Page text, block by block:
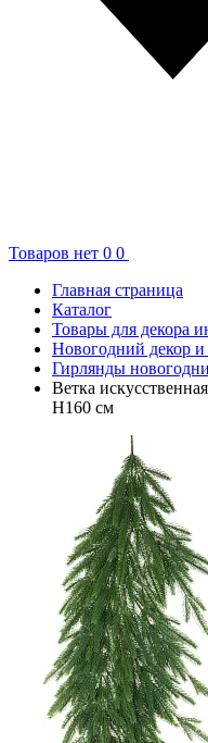
Товаров нет 0 0
Главная страница
Каталог
Товары для декора
Новогодний декор
Гирлянды
Ветка
H160 см